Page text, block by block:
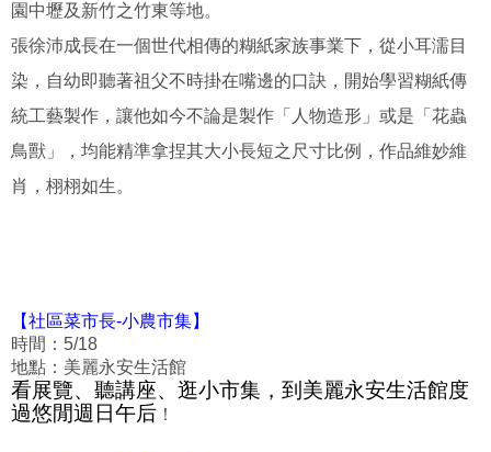
園中壢及新竹之竹東等地。
張徐沛成長在一個世代相傳的糊紙家族事業下，從小耳濡目
染，自幼即聽著祖父不時掛在嘴邊的口訣，開始學習糊紙傳
統工藝製作，讓他如今不論是製作「人物造形」或是「花蟲
鳥獸」，均能精準拿捏其大小長短之尺寸比例，作品維妙維
肖，栩栩如生。
【社區菜市長-小農市集】
時間： 5/18
地點：美麗永安生活館
看展覽、聽講座、逛小市集，到美麗永安生活館度
過悠閒週日午后 ！